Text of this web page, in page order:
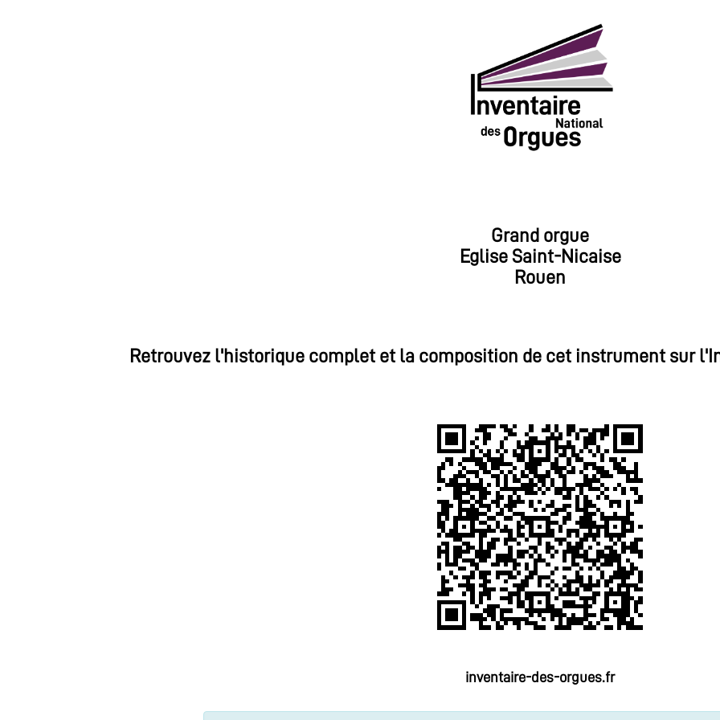
Grand orgue
Eglise Saint-Nicaise
Rouen
Retrouvez l'historique complet et la composition de cet instrument sur
inventaire-des-orgues.fr